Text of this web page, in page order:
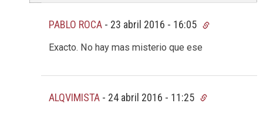
PABLO ROCA - 23 abril 2016 - 16:05
Exacto. No hay mas misterio que ese
ALQVIMISTA - 24 abril 2016 - 11:25